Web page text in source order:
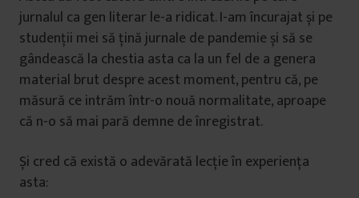
jurnalul ca gen literar le-a ridicat. I-am încurajat și pe
studenții mei să țină jurnale de pandemie și să se
gândească la chestia asta ca la un fel de a genera
material brut despre acest moment, pentru că, pe
măsură ce intrăm într-o nouă normalitate, aproape
că n-o să mai pară demne de înregistrat.
Și cred că există o adevărată lecție în experiența
asta: